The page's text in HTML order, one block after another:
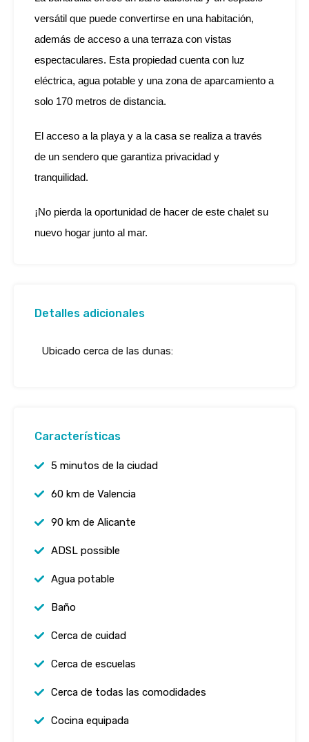
versátil que puede convertirse en una habitación,
además de acceso a una terraza con vistas
espectaculares. Esta propiedad cuenta con luz
eléctrica, agua potable y una zona de aparcamiento a
solo 170 metros de distancia.
El acceso a la playa y a la casa se realiza a través
de un sendero que garantiza privacidad y
tranquilidad.
¡No pierda la oportunidad de hacer de este chalet su
nuevo hogar junto al mar.
Detalles adicionales
Ubicado cerca de las dunas:
Características
5 minutos de la ciudad
60 km de Valencia
90 km de Alicante
ADSL possible
Agua potable
Baño
Cerca de cuidad
Cerca de escuelas
Cerca de todas las comodidades
Cocina equipada